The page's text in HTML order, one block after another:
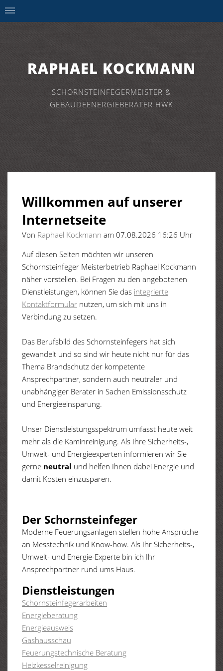
RAPHAEL KOCKMANN
SCHORNSTEINFEGERMEISTER &
GEBÄUDEENERGIEBERATER HWK
Willkommen auf unserer
Internetseite
Von Raphael Kockmann am 07.08.2026 16:26 Uhr
Auf diesen Seiten möchten wir unseren
Schornsteinfeger Meisterbetrieb Raphael Kockmann
näher vorstellen. Bei Fragen zu den angebotenen
Dienstleistungen, können Sie das integrierte
Kontaktformularnutzen, um sich mit uns in
Verbindung zu setzen.
Das Berufsbild des Schornsteinfegers hat sich
gewandelt und so sind wir heute nicht nur für das
Thema Brandschutz der kompetente
Ansprechpartner, sondern auch neutraler und
unabhängiger Berater in Sachen Emissionsschutz
und Energieeinsparung.
Unser Dienstleistungsspektrum umfasst heute weit
mehr als die Kaminreinigung. Als Ihre Sicherheits-,
Umwelt- und Energieexperten informieren wir Sie
gerne neutral und helfen Ihnen dabei Energie und
damit Kosten einzusparen.
Der Schornsteinfeger
Moderne Feuerungsanlagen stellen hohe Ansprüche
an Messtechnik und Know-how. Als Ihr Sicherheits-,
Umwelt- und Energie-Experte bin ich Ihr
Ansprechpartner rund ums Haus.
Dienstleistungen
Schornsteinfegerarbeiten
Energieberatung
Energieausweis
Gashausschau
Feuerungstechnische Beratung
Heizkesselreinigung